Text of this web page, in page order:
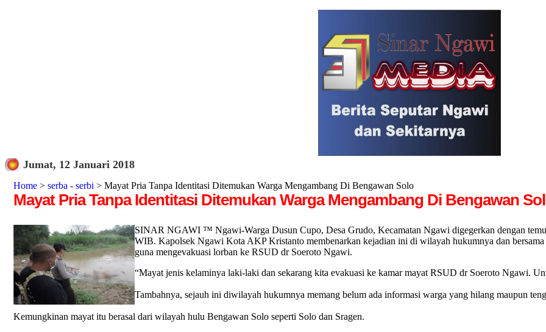
Jumat, 12 Januari 2018
Home > serba - serbi > Mayat Pria Tanpa Identitasi Ditemukan Warga Mengambang Di Bengawan Solo
Mayat Pria Tanpa Identitasi Ditemukan Warga Mengambang Di Bengawan
SINAR NGAWI ™ Ngawi-Warga Dusun Cupo, Desa Grudo, Kecamatan Ngawi digegerkan dengan
WIB. Kapolsek Ngawi Kota AKP Kristanto membenarkan kejadian ini di wilayah hukumnya dan
guna mengevakuasi lorban ke RSUD dr Soeroto Ngawi.
“Mayat jenis kelaminya laki-laki dan sekarang kita evakuasi ke kamar mayat RSUD dr Soeroto Ngawi.
Tambahnya, sejauh ini diwilayah hukumnya memang belum ada informasi warga yang hilang maupun
Kemungkinan mayat itu berasal dari wilayah hulu Bengawan Solo seperti Solo dan Sragen.